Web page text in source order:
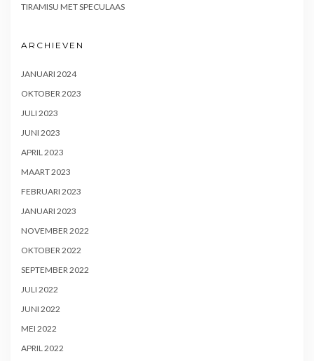
TIRAMISU MET SPECULAAS
ARCHIEVEN
JANUARI 2024
OKTOBER 2023
JULI 2023
JUNI 2023
APRIL 2023
MAART 2023
FEBRUARI 2023
JANUARI 2023
NOVEMBER 2022
OKTOBER 2022
SEPTEMBER 2022
JULI 2022
JUNI 2022
MEI 2022
APRIL 2022